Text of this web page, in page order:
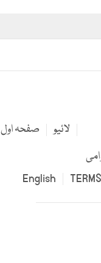
صفحہ اول لائیو
English